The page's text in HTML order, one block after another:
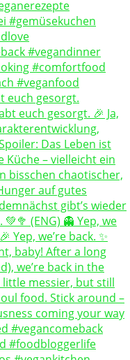
euch gesorgt.